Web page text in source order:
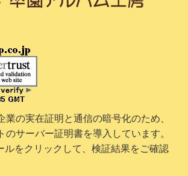
業の実在証明と通信の暗号化のため、
のサーバー証明書を導入しています。
ルをクリックして、検証結果をご確認